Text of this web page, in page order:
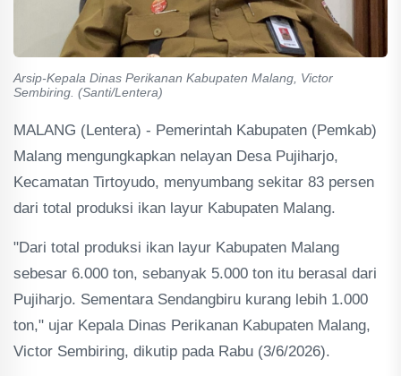
Arsip-Kepala Dinas Perikanan Kabupaten Malang, Victor
Sembiring. (Santi/Lentera)
MALANG (Lentera) - Pemerintah Kabupaten (Pemkab)
Malang mengungkapkan nelayan Desa Pujiharjo,
Kecamatan Tirtoyudo, menyumbang sekitar 83 persen
dari total produksi ikan layur Kabupaten Malang.
"Dari total produksi ikan layur Kabupaten Malang
sebesar 6.000 ton, sebanyak 5.000 ton itu berasal dari
Pujiharjo. Sementara Sendangbiru kurang lebih 1.000
ton," ujar Kepala Dinas Perikanan Kabupaten Malang,
Victor Sembiring, dikutip pada Rabu (3/6/2026).